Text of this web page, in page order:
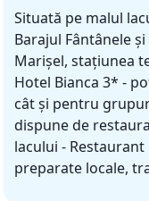
Situată pe malul
Barajul Fântânele
Marișel, stațiunea
Hotel Bianca 3* -
cât și pentru
dispune de
lacului -
preparate locale,